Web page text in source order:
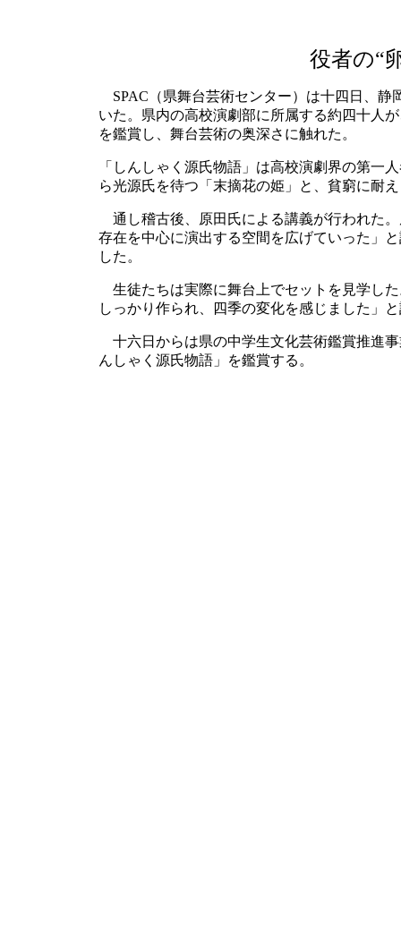
役者の“
SPAC（県舞台芸術センター）は十四日、静
いた。県内の高校演劇部に所属する約四十人
を鑑賞し、舞台芸術の奥深さに触れた。
「しんしゃく源氏物語」は高校演劇界の第一
ら光源氏を待つ「末摘花の姫」と、貧窮に耐
通し稽古後、原田氏による講義が行われた
存在を中心に演出する空間を広げていった」
した。
生徒たちは実際に舞台上でセットを見学し
しっかり作られ、四季の変化を感じました」
十六日からは県の中学生文化芸術鑑賞推進
んしゃく源氏物語」を鑑賞する。